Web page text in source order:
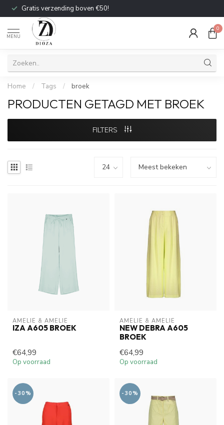
Gratis verzending boven €50!
MENU
0
Home / Tags / broek
PRODUCTEN GETAGD MET BROEK
FILTERS
AMELIE & AMELIE
IZA A605 BROEK
€64,99
Op voorraad
AMELIE & AMELIE
NEW DEBRA A605
BROEK
€64,99
Op voorraad
-30% -30%